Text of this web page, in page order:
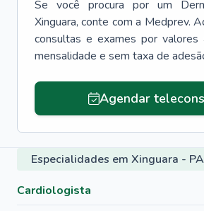
Se você procura por um
Xinguara, conte com a Medprev.
consultas e exames por valores
mensalidade e sem taxa de
Agendar
Especialidades em Xinguara - PA
Cardiologista